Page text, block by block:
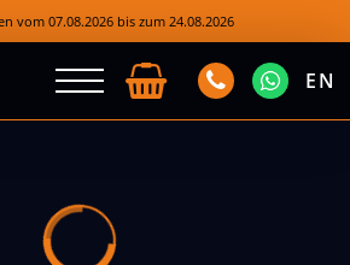
vom 07.08.2026 bis zum 24.08.2026
EN